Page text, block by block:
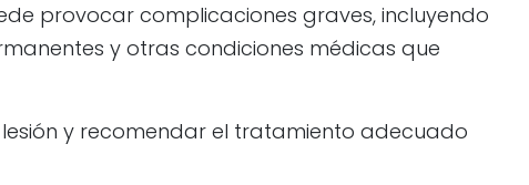
provocar complicaciones graves, incluyendo
y otras condiciones médicas que
y recomendar el tratamiento adecuado